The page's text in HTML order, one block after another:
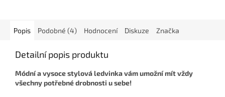
Popis Podobné (4) Hodnocení Diskuze Značka
Detailní popis produktu
Módní a vysoce stylová ledvinka vám umožní mít vždy
všechny potřebné drobnosti u sebe!